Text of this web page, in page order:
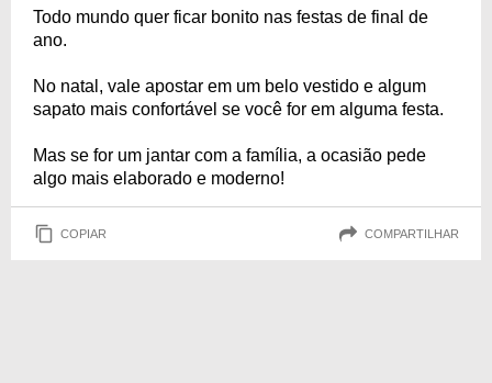
Todo mundo quer ficar bonito nas festas de final de
ano.
No natal, vale apostar em um belo vestido e algum
sapato mais confortável se você for em alguma festa.
Mas se for um jantar com a família, a ocasião pede
algo mais elaborado e moderno!
COPIAR COMPARTILHAR